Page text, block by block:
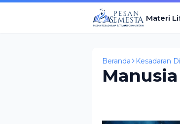
Materi
Beranda Kesadaran